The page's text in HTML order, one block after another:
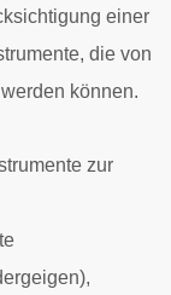
einer
die von
können.
zur